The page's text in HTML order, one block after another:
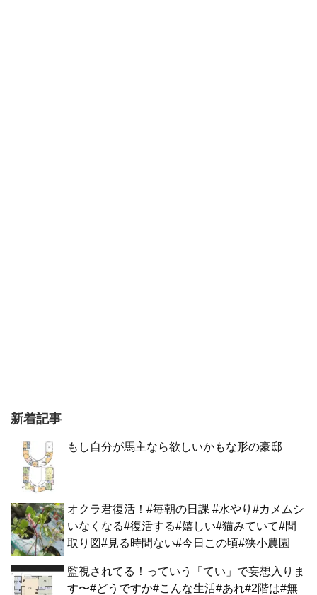
新着記事
もし自分が馬主なら欲しいかもな形の豪邸
オクラ君復活！#毎朝の日課 #水やり#カメムシ
いなくなる#復活する#嬉しい#猫みていて#間
取り図#見る時間ない#今日この頃#狭小農園
監視されてる！っていう「てい」で妄想入りま
す〜#どうですか#こんな生活#あれ#2階は#無